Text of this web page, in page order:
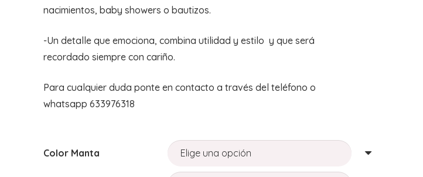
nacimientos, baby showers o bautizos.
-Un detalle que emociona, combina utilidad y estilo y que será
recordado siempre con cariño.
Para cualquier duda ponte en contacto a través del teléfono o
whatsapp 633976318
Color Manta